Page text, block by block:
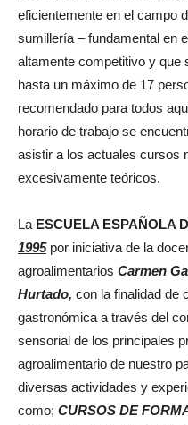
eficientemente en el campo
sumillería – fundamental en
altamente competitivo y que
hasta un máximo de 17
recomendado para todos
horario de trabajo se
asistir a los actuales cursos
excesivamente teóricos.
La ESCUELA ESPAÑOLA
1995por iniciativa de la
agroalimentarios Carmen
Hurtado, con la finalidad de
gastronómica a través del
sensorial de los principales
agroalimentario de nuestro
diversas actividades y
como; CURSOS DE